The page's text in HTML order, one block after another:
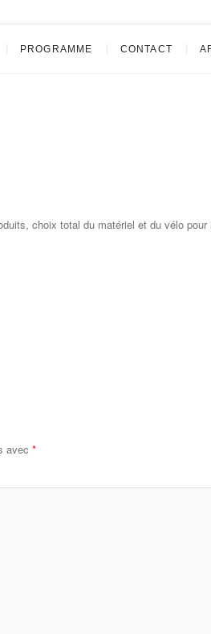
PROGRAMME CONTACT
choix total du matériel et du vélo pour
avec *